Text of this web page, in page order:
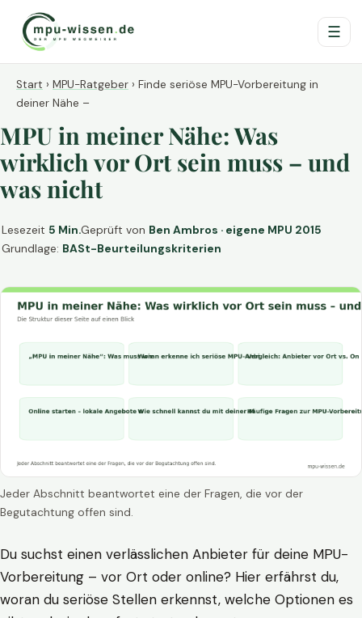
☰
Start › MPU-Ratgeber › Finde seriöse MPU-Vorbereitung in
deiner Nähe –
MPU in meiner Nähe: Was
wirklich vor Ort sein muss – und
was nicht
Lesezeit 5 Min.Geprüft von Ben Ambros · eigene MPU 2015
Grundlage: BASt-Beurteilungskriterien
Jeder Abschnitt beantwortet eine der Fragen, die vor der
Begutachtung offen sind.
Du suchst einen verlässlichen Anbieter für deine MPU-
Vorbereitung – vor Ort oder online? Hier erfährst du,
woran du seriöse Stellen erkennst, welche Optionen es